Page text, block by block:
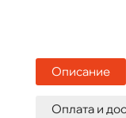
Описание
Оплата и